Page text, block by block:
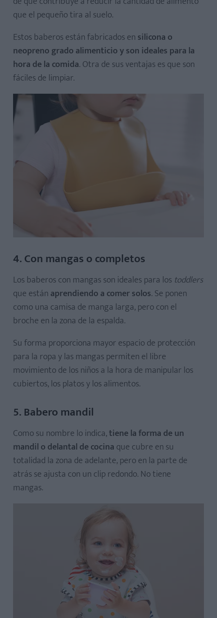
que el pequeño tira al suelo.
Estos baberos están fabricados en silicona o
neopreno grado alimenticio y son ideales para la
hora de la comida. Otra de sus ventajas es que son
fáciles de limpiar.
4. Con mangas o completos
Los baberos con mangas son ideales para los toddlers
que están aprendiendo a comer solos. Se ponen
como una camisa de manga larga, pero con el
broche en la zona de la espalda.
Su forma proporciona mayor espacio de protección
para la ropa y las mangas permiten el libre
movimiento de los niños a la hora de manipular los
cubiertos, los platos y los alimentos.
5. Babero mandil
Como su nombre lo indica,tiene la forma de un
mandil o delantal de cocina que cubre en su
totalidad la zona de adelante, pero en la parte de
atrás se ajusta con un clip redondo. No tiene
mangas.